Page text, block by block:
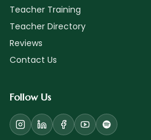
Teacher Training
Teacher Directory
Reviews
Contact Us
Follow Us